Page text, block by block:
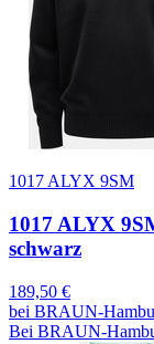
1017 ALYX 9SM
1017 ALYX
schwarz
189,50 €
bei BRAUN-
Bei BRAUN-